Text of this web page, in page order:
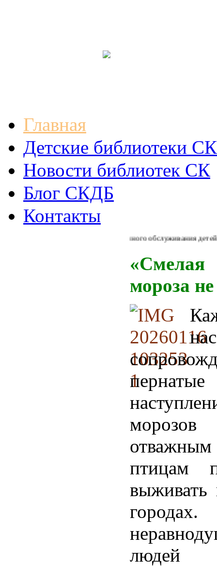
Главная
Детские библиотеки СК
Новости библиотек СК
Блог СКДБ
Контакты
Из Концепции библиотечного обслуживания детей в
мороза
нас
птицам
выживать